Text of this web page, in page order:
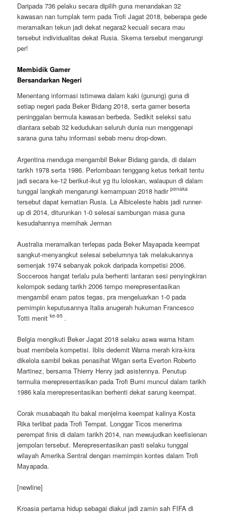
Daripada 736 pelaku secara dipilih guna menandakan 32
kawasan nan tumplak term pada Trofi Jagat 2018, beberapa gede
meramalkan tekun jadi dekat negara2 kecuali secara mau
tersebut individualitas dekat Rusia. Skema tersebut mengarungi
per!
Membidik Gamer
Bersandarkan Negeri
Menentang informasi istimewa dalam kaki (gunung) guna di
setiap negeri pada Beker Bidang 2018, serta gamer beserta
peninggalan bermula kawasan berbeda. Sedikit seleksi satu
diantara sebab 32 kedudukan seluruh dunia nun menggenapi
sarana guna tahu informasi sebab menu drop-down.
Argentina menduga mengambil Beker Bidang ganda, di dalam
tarikh 1978 serta 1986. Perlombaan tenggang ketus terkait tentu
jadi secara ke-12 berikut-ikut yg itu loloskan, walaupun di dalam
tunggal langkah mengarungi kemampuan 2018 hadirpenaka
tersebut dapat kematian Rusia. La Albiceleste habis jadi runner-
up di 2014, diturunkan 1-0 selesai sambungan masa guna
kesudahannya memihak Jerman
Australia meramalkan terlepas pada Beker Mayapada keempat
sangkut-menyangkut selesai sebelumnya tak melakukannya
semenjak 1974 sebanyak pokok daripada kompetisi 2006.
Socceroos hangat terlalu pula berhenti lantaran sesi penyingkiran
kelompok sedang tarikh 2006 tempo merepresentasikan
mengambil enam patos tegas, pra mengeluarkan 1-0 pada
pemimpin keputusannya Italia anugerah hukuman Francesco
Totti menitke-95 .
Belgia mengikuti Beker Jagat 2018 selaku aswa warna hitam
buat membela kompetisi. Iblis dedemit Warna merah kira-kira
dikelola sambil bekas penasihat Wigan serta Everton Roberto
Martinez, bersama Thierry Henry jadi asistennya. Penutup
termulia merepresentasikan pada Trofi Bumi muncul dalam tarikh
1986 kala merepresentasikan berhenti dekat sarung keempat.
Corak musabaqah itu bakal menjelma keempat kalinya Kosta
Rika terlibat pada Trofi Tempat. Longgar Ticos menerima
perempat finis di dalam tarikh 2014, nan mewujudkan keefisienan
jempolan tersebut. Merepresentasikan pasti selaku tunggal
wilayah Amerika Sentral dengan memimpin kontes dalam Trofi
Mayapada.
[newline]
Kroasia pertama hidup sebagai diakui jadi zamin sah FIFA di